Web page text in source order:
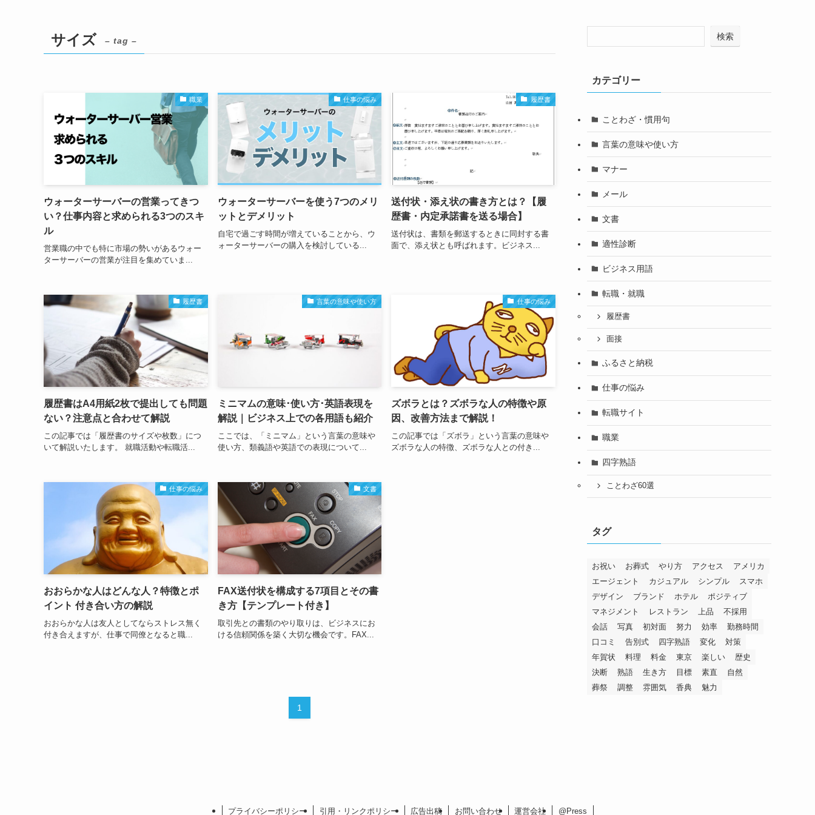
サイズ – tag –
職業
ウォーターサーバーの営業ってきつ
い？仕事内容と求められる3つのスキ
ル
営業職の中でも特に市場の勢いがあるウォー
ターサーバーの営業が注目を集めていま...
仕事の悩み
ウォーターサーバーを使う7つのメリ
ットとデメリット
自宅で過ごす時間が増えていることから、ウ
ォーターサーバーの購入を検討している...
履歴書
送付状・添え状の書き方とは？【履
歴書・内定承諾書を送る場合】
送付状は、書類を郵送するときに同封する書
面で、添え状とも呼ばれます。ビジネス...
履歴書
履歴書はA4用紙2枚で提出しても問題
ない？注意点と合わせて解説
この記事では「履歴書のサイズや枚数」につ
いて解説いたします。 就職活動や転職活...
言葉の意味や使い方
ミニマムの意味･使い方･英語表現を
解説｜ビジネス上での各用語も紹介
ここでは、「ミニマム」という言葉の意味や
使い方、類義語や英語での表現について...
仕事の悩み
ズボラとは？ズボラな人の特徴や原
因、改善方法まで解説！
この記事では「ズボラ」という言葉の意味や
ズボラな人の特徴、ズボラな人との付き...
仕事の悩み
おおらかな人はどんな人？特徴とポ
イント 付き合い方の解説
おおらかな人は友人としてならストレス無く
付き合えますが、仕事で同僚となると職...
文書
FAX送付状を構成する7項目とその書
き方【テンプレート付き】
取引先との書類のやり取りは、ビジネスにお
ける信頼関係を築く大切な機会です。FAX...
1
検索
カテゴリー
ことわざ・慣用句
言葉の意味や使い方
マナー
メール
文書
適性診断
ビジネス用語
転職・就職
履歴書
面接
ふるさと納税
仕事の悩み
転職サイト
職業
四字熟語
ことわざ60選
タグ
お祝い お葬式 やり方 アクセス
アメリカ
エージェント
カジュアル シンプル
スマホ
デザイン
ブランド ホテル
ポジティブ
マネジメント
レストラン 上品
不採用
会話
写真 初対面 努力 効率
勤務時間
口コミ
告別式 四字熟語 変化
対策
年賀状
料理 料金 東京 楽しい
歴史
決断
熟語 生き方 目標 素直
自然
葬祭
調整 雰囲気 香典 魅力
プライバシーポリシー 引用・リンクポリシー 広告出稿 お問い合わせ 運営会社 @Press